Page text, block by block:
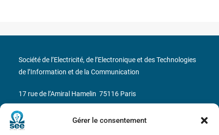
Gérer le consentement
Société de l’Electricité, de l’Electronique et des Technologies
de l’Information et de la Communication
17 rue de l’Amiral Hamelin 75116 Paris
Métro : « Boissière » Ligne 6 et « Iéna » Ligne 9